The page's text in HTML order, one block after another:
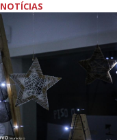
NOTÍCIAS